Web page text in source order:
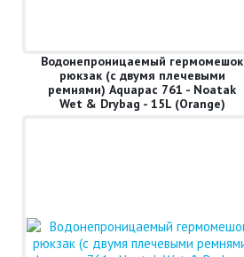
Водонепроницаемый гермомешок
рюкзак (с двумя плечевыми
ремнями) Aquapac 761 - Noatak
Wet & Drybag - 15L (Orange)